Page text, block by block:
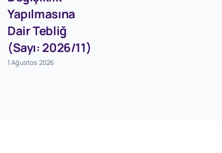
Yapılmasına
Dair Tebliğ
(Sayı: 2026/11)
1 Ağustos 2026